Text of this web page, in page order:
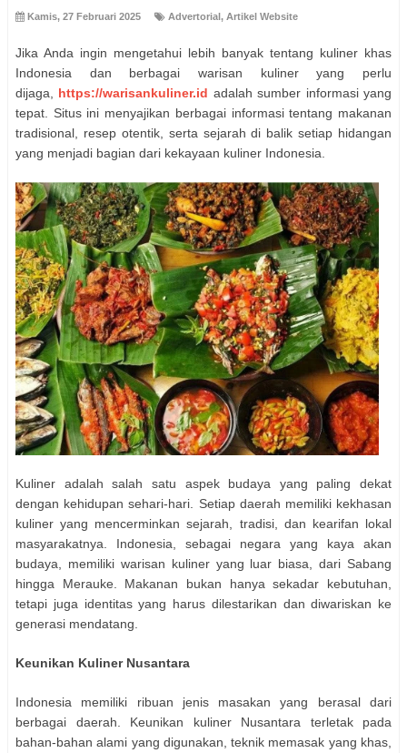
Kamis, 27 Februari 2025 Advertorial, Artikel Website
Jika Anda ingin mengetahui lebih banyak tentang kuliner khas
Indonesia dan berbagai warisan kuliner yang perlu
dijaga, https://warisankuliner.id adalah sumber informasi yang
tepat. Situs ini menyajikan berbagai informasi tentang makanan
tradisional, resep otentik, serta sejarah di balik setiap hidangan
yang menjadi bagian dari kekayaan kuliner Indonesia.
Kuliner adalah salah satu aspek budaya yang paling dekat
dengan kehidupan sehari-hari. Setiap daerah memiliki kekhasan
kuliner yang mencerminkan sejarah, tradisi, dan kearifan lokal
masyarakatnya. Indonesia, sebagai negara yang kaya akan
budaya, memiliki warisan kuliner yang luar biasa, dari Sabang
hingga Merauke. Makanan bukan hanya sekadar kebutuhan,
tetapi juga identitas yang harus dilestarikan dan diwariskan ke
generasi mendatang.
Keunikan Kuliner Nusantara
Indonesia memiliki ribuan jenis masakan yang berasal dari
berbagai daerah. Keunikan kuliner Nusantara terletak pada
bahan-bahan alami yang digunakan, teknik memasak yang khas,